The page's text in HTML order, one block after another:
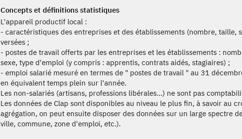
Concepts et définitions statistiques
L'appareil productif local :
- caractéristiques des entreprises et des établissements (nombre, taille,
versées ;
- postes de travail offerts par les entreprises et les établissements :
sexe, type d'emploi (y compris : apprentis, contrats aidés, stagiaires) ;
- emploi salarié mesuré en termes de " postes de travail " au 31
en équivalent temps plein sur l'année.
Les non-salariés (artisans, professions libérales...) ne sont pas
Les données de Clap sont disponibles au niveau le plus fin, à savoir au
agrégation, on peut ensuite disposer des données sur un large spectre
ville, commune, zone d'emploi, etc.).